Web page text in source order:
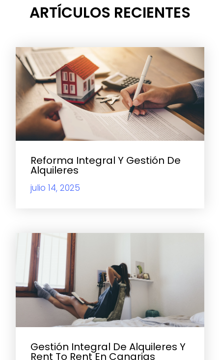
ARTÍCULOS RECIENTES
Reforma Integral Y Gestión De
Alquileres
julio 14, 2025
Gestión Integral De Alquileres Y
Rent To Rent En Canarias